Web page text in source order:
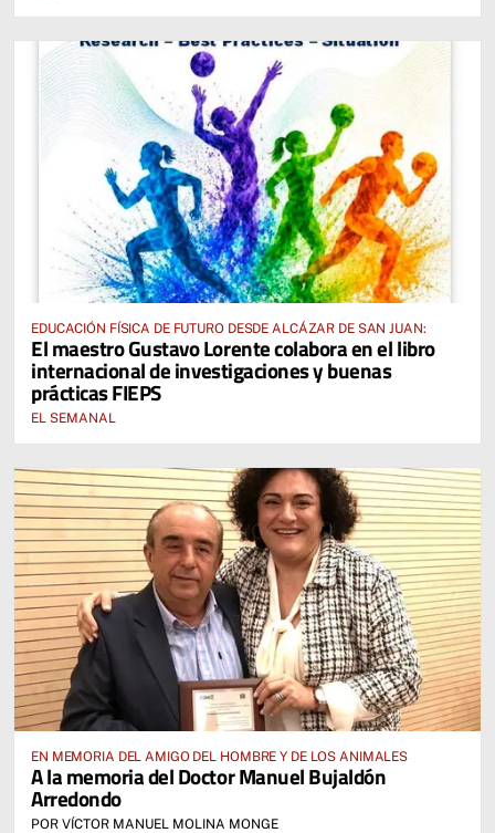
EDUCACIÓN FÍSICA DE FUTURO DESDE ALCÁZAR DE SAN JUAN:
El maestro Gustavo Lorente colabora en el libro
internacional de investigaciones y buenas
prácticas FIEPS
EL SEMANAL
EN MEMORIA DEL AMIGO DEL HOMBRE Y DE LOS ANIMALES
A la memoria del Doctor Manuel Bujaldón
Arredondo
POR VÍCTOR MANUEL MOLINA MONGE